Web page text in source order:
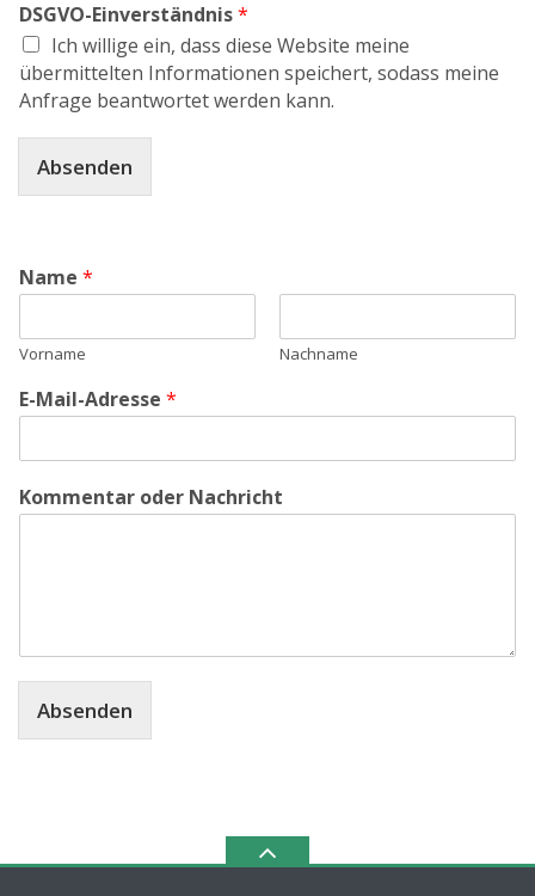
DSGVO-Einverständnis*
Ich willige ein, dass diese Website meine
übermittelten Informationen speichert, sodass meine
Anfrage beantwortet werden kann.
Absenden
Name *
Vorname Nachname
E-Mail-Adresse *
Kommentar oder Nachricht
Absenden